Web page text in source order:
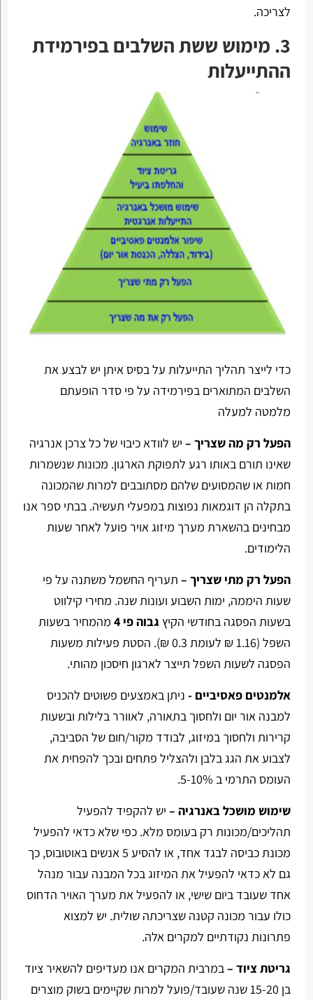
לצריכה.
3. מימוש ששת השלבים בפירמידת
ההתייעלות
כדי לייצר תהליך התייעלות על בסיס איתן יש לבצע את
השלבים המתוארים בפירמידה על פי סדר הופעתם
מלמטה למעלה
הפעל רק מה שצריך –יש לוודא כיבוי של כל צרכן אנרגיה
שאינו תורם באותו רגע לתפוקת הארגון. מכונות שנשמרות
חמות או שהמסועים שלהם מסתובבים למרות שהמכונה
בתקלה הן דוגמאות נפוצות במפעלי תעשיה. בבתי ספר אנו
מבחינים בהשארת מערך מיזוג אויר פועל לאחר שעות
הלימודים.
הפעל רק מתי שצריך –תעריף החשמל משתנה על פי
שעות היממה, ימות השבוע ועונות שנה. מחירי קילווט
בשעות הפסגה בחודשי הקיץ גבוה פי 4
מהמחיר בשעות
השפל (1.16 ₪ לעומת 0.3 ₪). הסטת פעילות משעות
הפסגה לשעות השפל תייצר לארגון חיסכון מהותי.
אלמנטים פאסיביים -ניתן באמצעים פשוטים להכניס
למבנה אור יום ולחסוך בתאורה, לאוורר בלילות ובשעות
קרירות ולחסוך במיזוג, לבודד מקור/חום של הסביבה,
לצבוע את הגג בלבן ולהצליל פתחים ובכך להפחית את
העומס התרמי ב 5-10%.
שימוש מושכל באנרגיה –יש להקפיד להפעיל
תהליכים/מכונות רק בעומס מלא. כפי שלא כדאי להפעיל
מכונת כביסה לבגד אחד, או להסיע 5 אנשים באוטובוס, כך
גם לא כדאי להפעיל את המיזוג בכל המבנה עבור מנהל
אחד שעובד ביום שישי, או להפעיל את מערך האויר הדחוס
כולו עבור מכונה קטנה שצריכתה שולית. יש למצוא
פתרונות נקודתיים למקרים אלה.
גריטת ציוד –במרבית המקרים אנו מעדיפים להשאיר ציוד
בן 15-20 שנה שעובד/פועל למרות שקיימים בשוק מוצרים